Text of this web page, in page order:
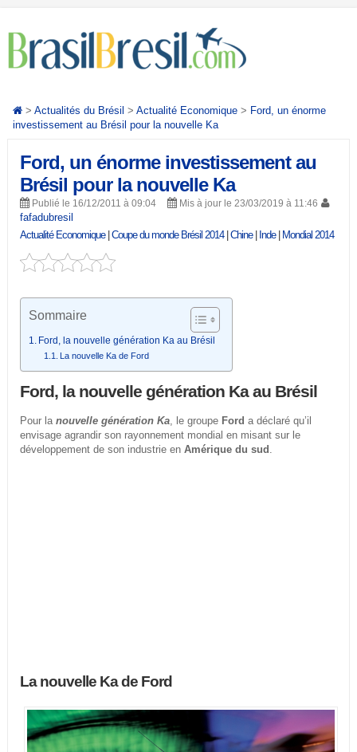
> Actualités du Brésil > Actualité Economique> Ford, un énorme
investissement au Brésil pour la nouvelle Ka
Ford, un énorme investissement au
Brésil pour la nouvelle Ka
Publié le 16/12/2011 à 09:04 Mis à jour le 23/03/2019 à 11:46
fafadubresil
Actualité Economique| Coupe du monde Brésil 2014| Chine| Inde| Mondial 2014
Sommaire
Ford, la nouvelle génération Ka au Brésil
La nouvelle Ka de Ford
Ford, la nouvelle génération Ka au Brésil
Pour la nouvelle génération Ka, le groupe Ford a déclaré qu’il
envisage agrandir son rayonnement mondial en misant sur le
développement de son industrie en Amérique du sud .
La nouvelle Ka de Ford